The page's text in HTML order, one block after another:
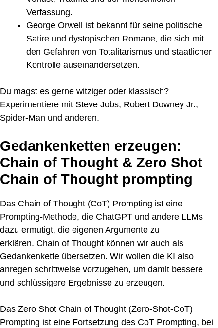
Verfassung.
George Orwell ist bekannt für seine politische
Satire und dystopischen Romane, die sich mit
den Gefahren von Totalitarismus und staatlicher
Kontrolle auseinandersetzen.
Du magst es gerne witziger oder klassisch?
Experimentiere mit Steve Jobs, Robert Downey Jr.,
Spider-Man und anderen.
Gedankenketten erzeugen:
Chain of Thought & Zero Shot
Chain of Thought prompting
Das Chain of Thought (CoT) Prompting ist eine
Prompting-Methode, die ChatGPT und andere LLMs
dazu ermutigt, die eigenen Argumente zu
erklären. Chain of Thought können wir auch als
Gedankenkette übersetzen. Wir wollen die KI also
anregen schrittweise vorzugehen, um damit bessere
und schlüssigere Ergebnisse zu erzeugen.
Das Zero Shot Chain of Thought (Zero-Shot-CoT)
Prompting ist eine Fortsetzung des CoT Prompting, bei